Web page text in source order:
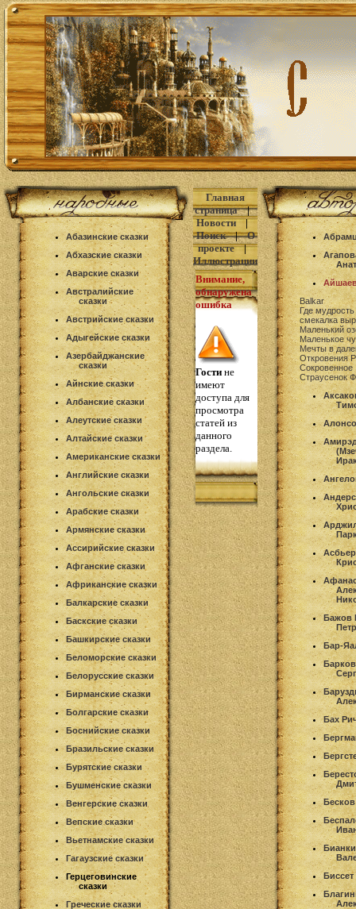
Абазинские сказки
Абхазские сказки
Аварские сказки
Австралийские
сказки
Австрийские сказки
Адыгейские сказки
Азербайджанские
сказки
Айнские сказки
Албанские сказки
Алеутские сказки
Алтайские сказки
Американские сказки
Английские сказки
Ангольские сказки
Арабские сказки
Армянские сказки
Ассирийские сказки
Афганские сказки
Африканские сказки
Балкарские сказки
Баскские сказки
Башкирские сказки
Беломорские сказки
Белорусские сказки
Бирманские сказки
Болгарские сказки
Боснийские сказки
Бразильские сказки
Бурятские сказки
Бушменские сказки
Венгерские сказки
Вепские сказки
Вьетнамские сказки
Гагаузские сказки
Герцеговинские
сказки
Греческие сказки
Главная
страница|
Новости|
Поиск|О
проекте|
Иллюстрации
Внимание,
обнаружена
ошибка
Гости не
имеют
доступа для
просмотра
статей из
данного
раздела.
Balkar
Где
смекалка
Маленький
Маленькое
Мечты в
Откровения
Сокровенное
Страусенок
Бажов
Бар-
Бах